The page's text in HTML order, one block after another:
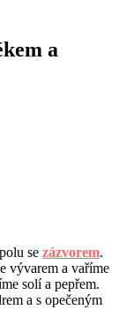
a
se zázvorem.
vývarem a vaříme
solí a pepřem.
a s opečeným